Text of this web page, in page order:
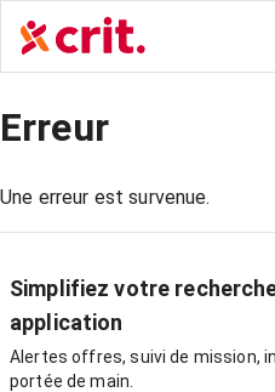
Erreur
Une erreur est survenue.
Simplifiez votre
application
Alertes offres, suivi de mission,
portée de main.